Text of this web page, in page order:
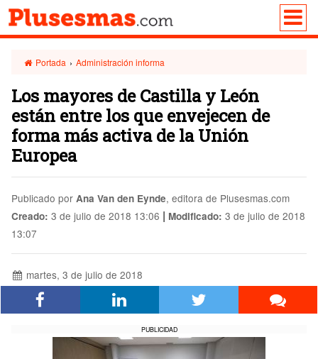
Portada › Administración informa
Los mayores de Castilla y León
están entre los que envejecen de
forma más activa de la Unión
Europea
Publicado por Ana Van den Eynde, editora de Plusesmas.com
Creado: 3 de julio de 2018 13:06 | Modificado: 3 de julio de 2018
13:07
martes, 3 de julio de 2018
PUBLICIDAD